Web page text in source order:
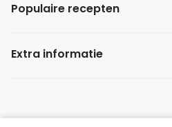
Populaire recepten
Extra informatie